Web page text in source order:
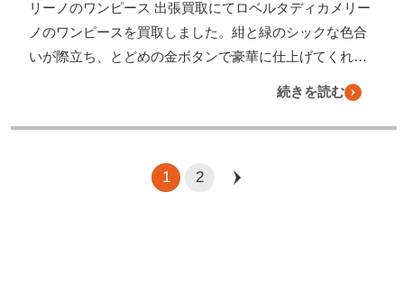
リーノのワンピース 出張買取にてロベルタディカメリー
ノのワンピースを買取しました。紺と緑のシックな色合
いが際立ち、とどめの金ボタンで豪華に仕上げてくれ…
続きを読む
1 2